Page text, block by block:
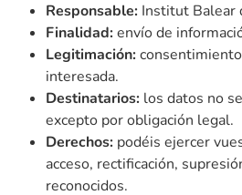
Responsable: Institut Balear
Finalidad:envío de
Legitimación:
interesada.
Destinatarios: los datos no
excepto por obligación legal.
Derechos: podéis ejercer
acceso, rectificación,
reconocidos.